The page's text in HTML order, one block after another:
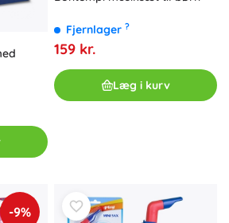
Fjernlager ?
159 kr.
Læg i kurv
-9%